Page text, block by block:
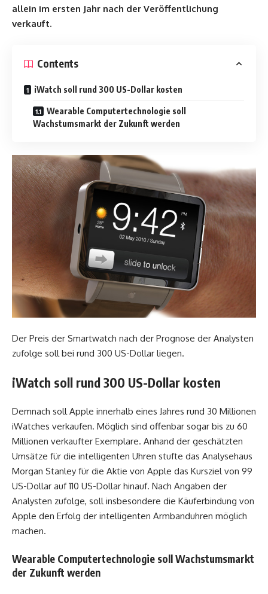
allein im ersten Jahr nach der Veröffentlichung
verkauft.
Contents
iWatch soll rund 300 US-Dollar kosten
Wearable Computertechnologie soll
Wachstumsmarkt der Zukunft werden
Der Preis der Smartwatch nach der Prognose der Analysten
zufolge soll bei rund 300 US-Dollar liegen.
iWatch soll rund 300 US-Dollar kosten
Demnach soll Apple innerhalb eines Jahres rund 30 Millionen
iWatches verkaufen. Möglich sind offenbar sogar bis zu 60
Millionen verkaufter Exemplare. Anhand der geschätzten
Umsätze für die intelligenten Uhren stufte das Analysehaus
Morgan Stanley für die Aktie von Apple das Kursziel von 99
US-Dollar auf 110 US-Dollar hinauf. Nach Angaben der
Analysten zufolge, soll insbesondere die Käuferbindung von
Apple den Erfolg der intelligenten Armbanduhren möglich
machen.
Wearable Computertechnologie soll Wachstumsmarkt
der Zukunft werden